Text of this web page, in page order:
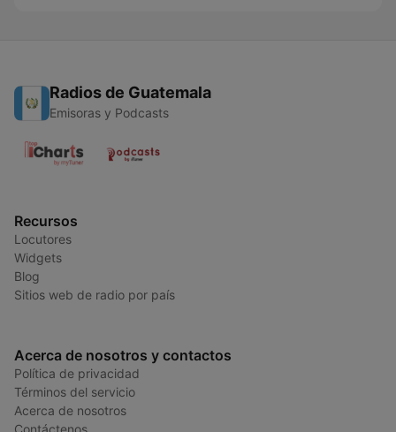
Radios de Guatemala
Emisoras y Podcasts
Recursos
Locutores
Widgets
Blog
Sitios web de radio por país
Acerca de nosotros y contactos
Política de privacidad
Términos del servicio
Acerca de nosotros
Contáctenos